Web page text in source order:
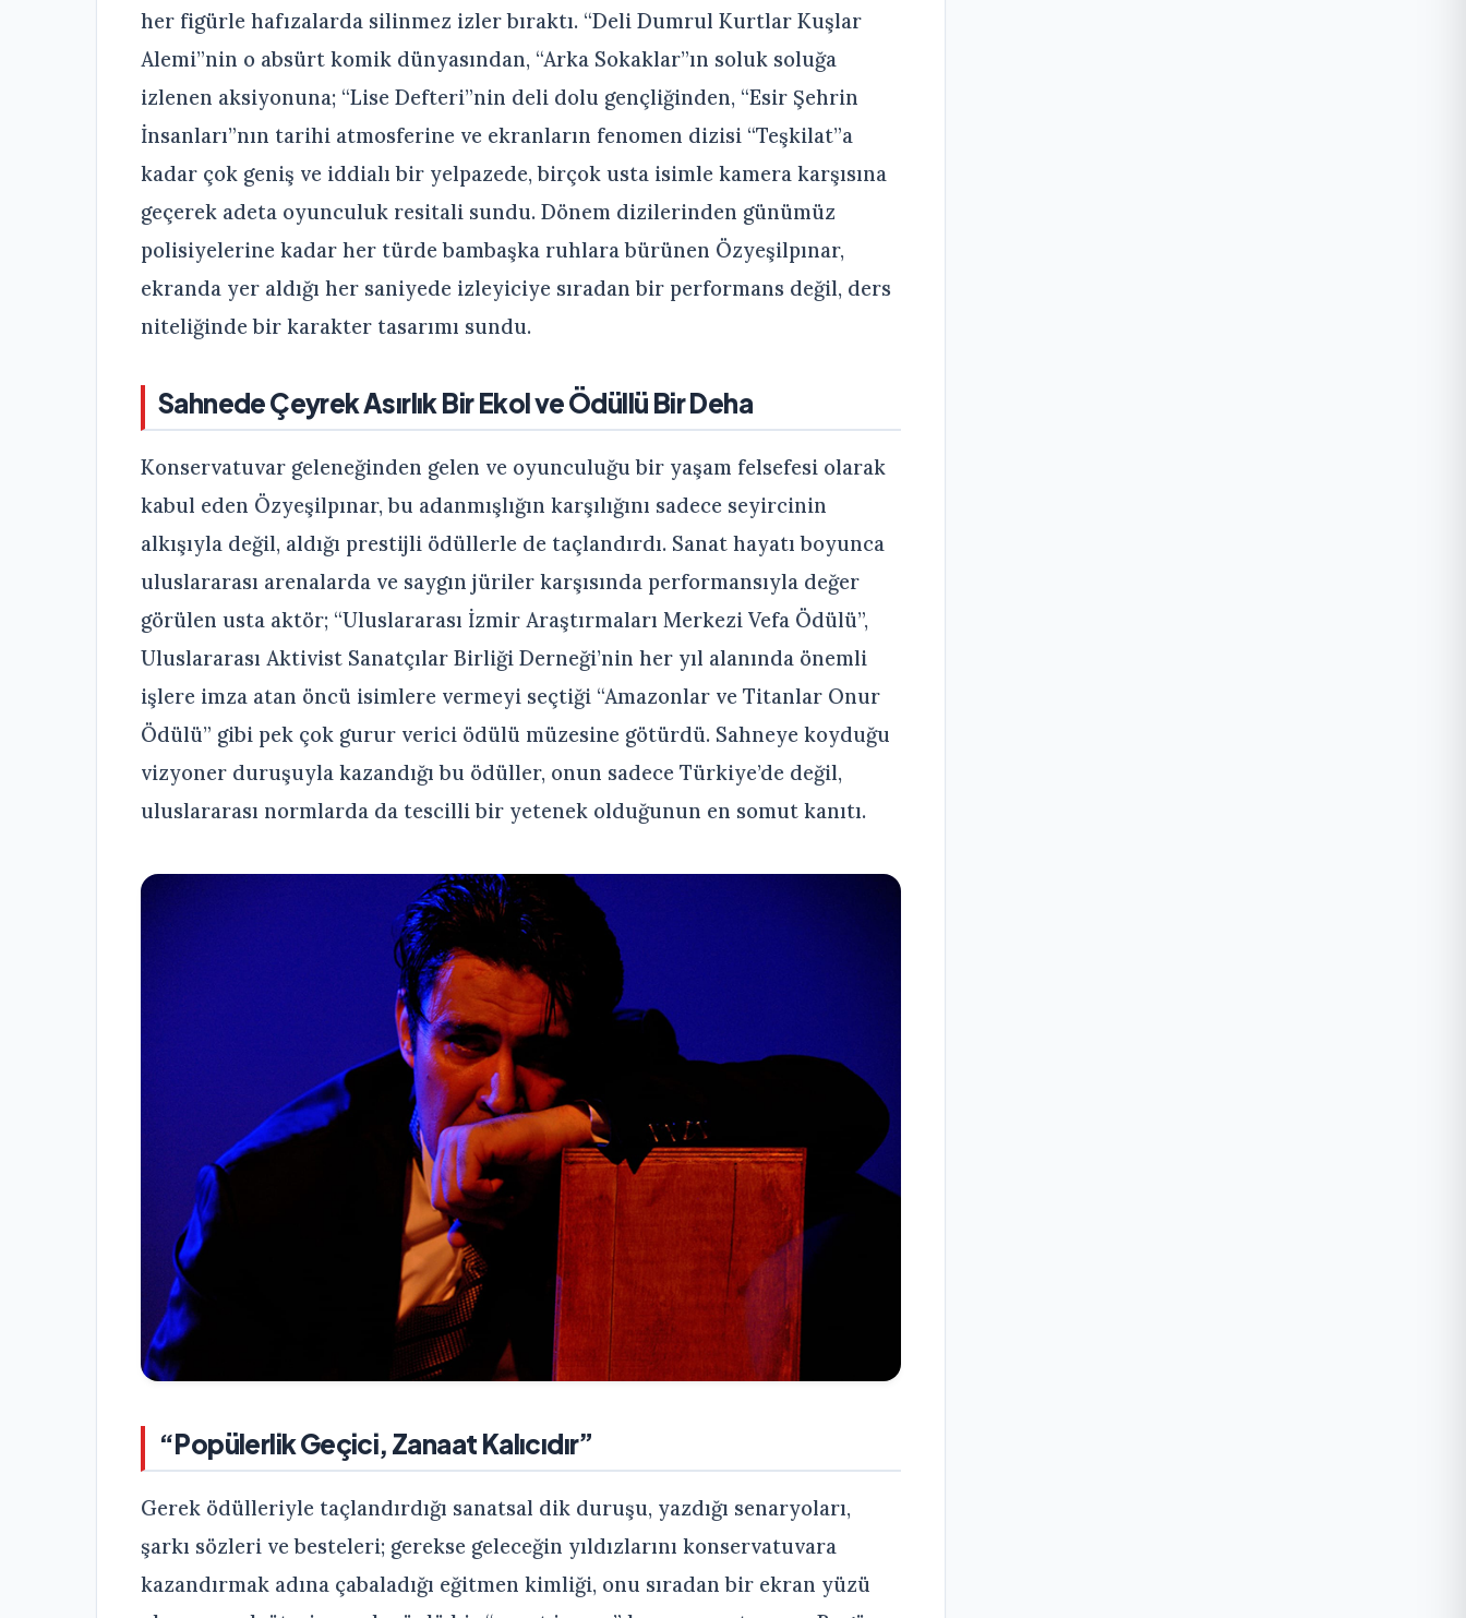
her figürle hafızalarda silinmez izler bıraktı. “Deli Dumrul Kurtlar Kuşlar
Alemi”nin o absürt komik dünyasından, “Arka Sokaklar”ın soluk soluğa
izlenen aksiyonuna; “Lise Defteri”nin deli dolu gençliğinden, “Esir Şehrin
İnsanları”nın tarihi atmosferine ve ekranların fenomen dizisi “Teşkilat”a
kadar çok geniş ve iddialı bir yelpazede, birçok usta isimle kamera karşısına
geçerek adeta oyunculuk resitali sundu. Dönem dizilerinden günümüz
polisiyelerine kadar her türde bambaşka ruhlara bürünen Özyeşilpınar,
ekranda yer aldığı her saniyede izleyiciye sıradan bir performans değil, ders
niteliğinde bir karakter tasarımı sundu.
Sahnede Çeyrek Asırlık Bir Ekol ve Ödüllü Bir Deha
Konservatuvar geleneğinden gelen ve oyunculuğu bir yaşam felsefesi olarak
kabul eden Özyeşilpınar, bu adanmışlığın karşılığını sadece seyircinin
alkışıyla değil, aldığı prestijli ödüllerle de taçlandırdı. Sanat hayatı boyunca
uluslararası arenalarda ve saygın jüriler karşısında performansıyla değer
görülen usta aktör; “Uluslararası İzmir Araştırmaları Merkezi Vefa Ödülü”,
Uluslararası Aktivist Sanatçılar Birliği Derneği’nin her yıl alanında önemli
işlere imza atan öncü isimlere vermeyi seçtiği “Amazonlar ve Titanlar Onur
Ödülü” gibi pek çok gurur verici ödülü müzesine götürdü. Sahneye koyduğu
vizyoner duruşuyla kazandığı bu ödüller, onun sadece Türkiye’de değil,
uluslararası normlarda da tescilli bir yetenek olduğunun en somut kanıtı.
“Popülerlik Geçici, Zanaat Kalıcıdır”
Gerek ödülleriyle taçlandırdığı sanatsal dik duruşu, yazdığı senaryoları,
şarkı sözleri ve besteleri; gerekse geleceğin yıldızlarını konservatuvara
kazandırmak adına çabaladığı eğitmen kimliği, onu sıradan bir ekran yüzü